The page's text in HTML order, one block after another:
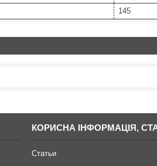
145
КОРИСНА ІНФОРМАЦІЯ,
Статьи